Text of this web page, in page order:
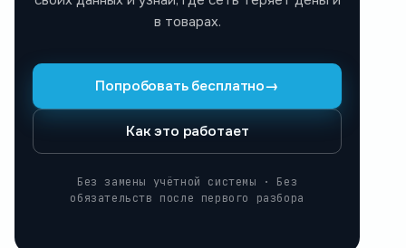
в товарах.
Попробовать бесплатно→
Как это работает
Без замены учётной системы · Без
обязательств после первого разбора